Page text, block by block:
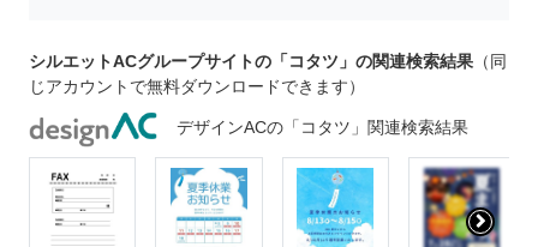
シルエットACグループサイトの「コタツ」の関連検索結果 （同
じアカウントで無料ダウンロードできます）
デザインACの「コタツ」関連検索結果